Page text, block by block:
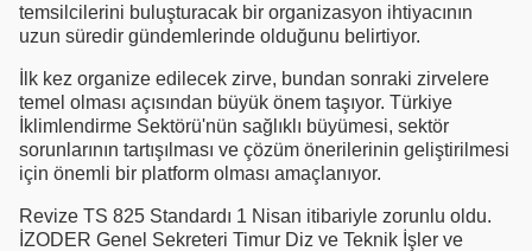
temsilcilerini buluşturacak bir organizasyon ihtiyacının
uzun süredir gündemlerinde olduğunu belirtiyor.
İlk kez organize edilecek zirve, bundan sonraki zirvelere
temel olması açısından büyük önem taşıyor. Türkiye
İklimlendirme Sektörü'nün sağlıklı büyümesi, sektör
sorunlarının tartışılması ve çözüm önerilerinin geliştirilmesi
için önemli bir platform olması amaçlanıyor.
Revize TS 825 Standardı 1 Nisan itibariyle zorunlu oldu.
İZODER Genel Sekreteri Timur Diz ve Teknik İşler ve